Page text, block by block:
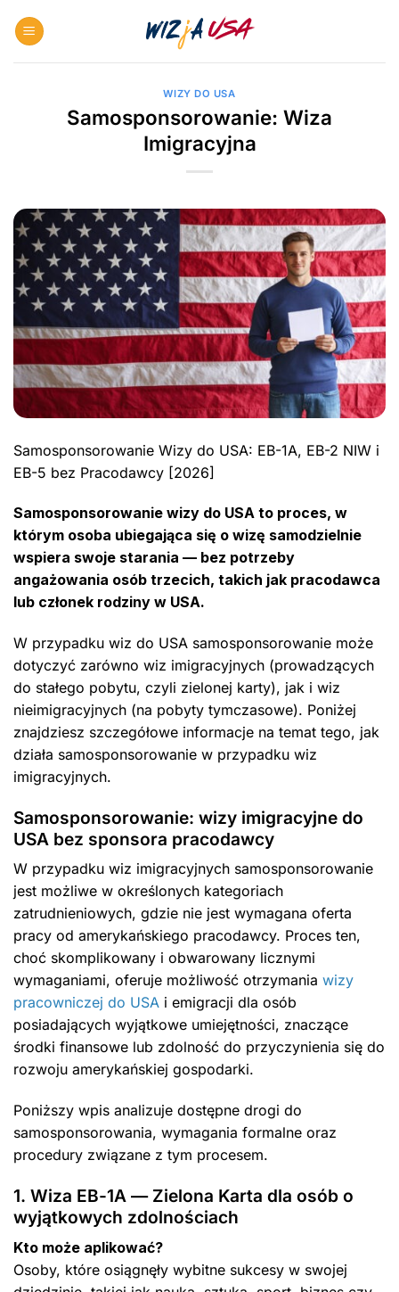
WIZY DO USA
Samosponsorowanie: Wiza
Imigracyjna
Samosponsorowanie Wizy do USA: EB-1A, EB-2 NIW i
EB-5 bez Pracodawcy [2026]
Samosponsorowanie wizy do USA to proces, w
którym osoba ubiegająca się o wizę samodzielnie
wspiera swoje starania — bez potrzeby
angażowania osób trzecich, takich jak pracodawca
lub członek rodziny w USA.
W przypadku wiz do USA samosponsorowanie może
dotyczyć zarówno wiz imigracyjnych (prowadzących
do stałego pobytu, czyli zielonej karty), jak i wiz
nieimigracyjnych (na pobyty tymczasowe). Poniżej
znajdziesz szczegółowe informacje na temat tego, jak
działa samosponsorowanie w przypadku wiz
imigracyjnych.
Samosponsorowanie: wizy imigracyjne do
USA bez sponsora pracodawcy
W przypadku wiz imigracyjnych samosponsorowanie
jest możliwe w określonych kategoriach
zatrudnieniowych, gdzie nie jest wymagana oferta
pracy od amerykańskiego pracodawcy. Proces ten,
choć skomplikowany i obwarowany licznymi
wymaganiami, oferuje możliwość otrzymania wizy
pracowniczej do USA i emigracji dla osób
posiadających wyjątkowe umiejętności, znaczące
środki finansowe lub zdolność do przyczynienia się do
rozwoju amerykańskiej gospodarki.
Poniższy wpis analizuje dostępne drogi do
samosponsorowania, wymagania formalne oraz
procedury związane z tym procesem.
1. Wiza EB-1A — Zielona Karta dla osób o
wyjątkowych zdolnościach
Kto może aplikować?
Osoby, które osiągnęły wybitne sukcesy w swojej